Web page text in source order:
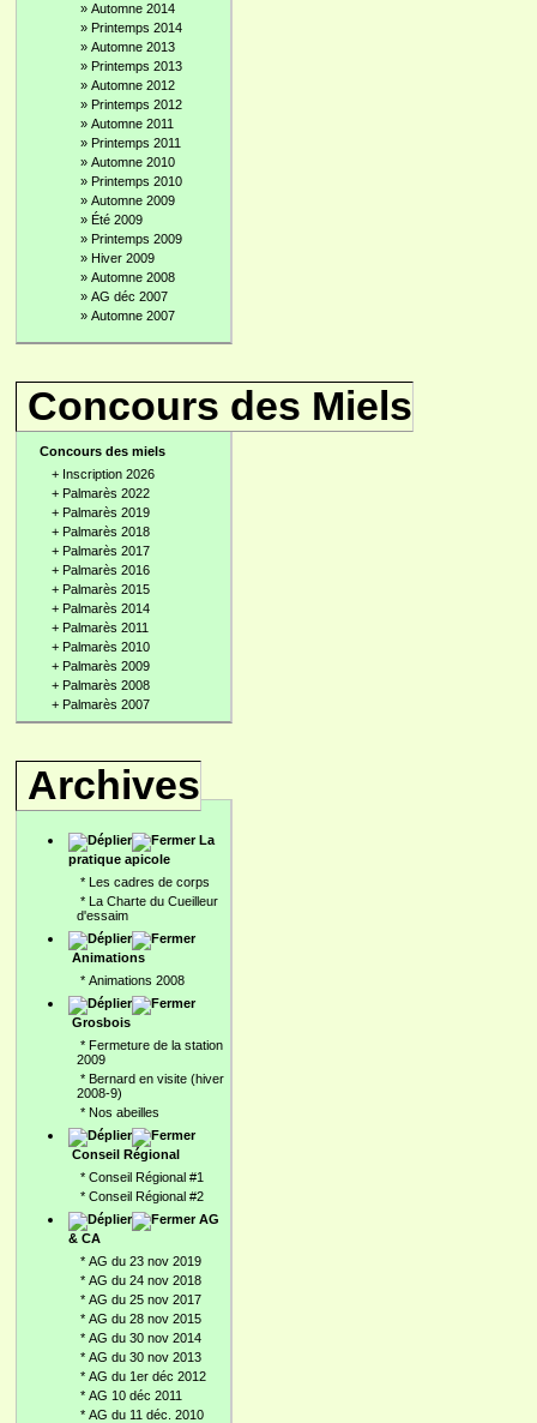
» Automne 2014
» Printemps 2014
» Automne 2013
» Printemps 2013
» Automne 2012
» Printemps 2012
» Automne 2011
» Printemps 2011
» Automne 2010
» Printemps 2010
» Automne 2009
» Été 2009
» Printemps 2009
» Hiver 2009
» Automne 2008
» AG déc 2007
» Automne 2007
Concours des Miels
Concours des miels
+ Inscription 2026
+ Palmarès 2022
+ Palmarès 2019
+ Palmarès 2018
+ Palmarès 2017
+ Palmarès 2016
+ Palmarès 2015
+ Palmarès 2014
+ Palmarès 2011
+ Palmarès 2010
+ Palmarès 2009
+ Palmarès 2008
+ Palmarès 2007
Archives
La
pratique apicole
* Les cadres de corps
* La Charte du Cueilleur
d'essaim
Animations
* Animations 2008
Grosbois
* Fermeture de la station
2009
* Bernard en visite (hiver
2008-9)
* Nos abeilles
Conseil Régional
* Conseil Régional #1
* Conseil Régional #2
AG
& CA
* AG du 23 nov 2019
* AG du 24 nov 2018
* AG du 25 nov 2017
* AG du 28 nov 2015
* AG du 30 nov 2014
* AG du 30 nov 2013
* AG du 1er déc 2012
* AG 10 déc 2011
* AG du 11 déc. 2010